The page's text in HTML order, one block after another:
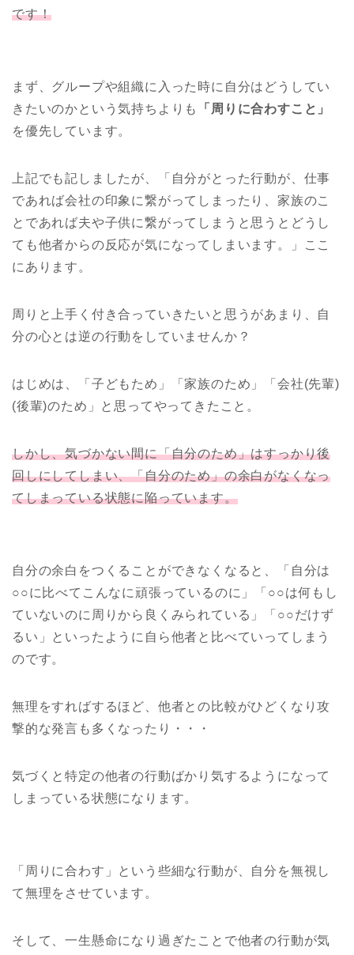
です！
まず、グループや組織に入った時に自分はどうしてい
きたいのかという気持ちよりも
「周りに合わすこと」
を優先しています。
上記でも記しましたが、「自分がとった行動が、仕事
であれば会社の印象に繋がってしまったり、家族のこ
とであれば夫や子供に繋がってしまうと思うとどうし
ても他者からの反応が気になってしまいます。」ここ
にあります。
周りと上手く付き合っていきたいと思うがあまり、自
分の心とは逆の行動をしていませんか？
はじめは、「子どもため」「家族のため」「会社(先輩)
(後輩)のため」と思ってやってきたこと。
しかし、気づかない間に「自分のため」はすっかり後
回しにしてしまい、「自分のため」の余白がなくなっ
てしまっている状態に陥っています。
自分の余白をつくることができなくなると、「自分は
○○に比べてこんなに頑張っているのに」「○○は何もし
ていないのに周りから良くみられている」「○○だけず
るい」といったように自ら他者と比べていってしまう
のです。
無理をすればするほど、他者との比較がひどくなり攻
撃的な発言も多くなったり・・・
気づくと特定の他者の行動ばかり気するようになって
しまっている状態になります。
「周りに合わす」という些細な行動が、自分を無視し
て無理をさせています。
そして、一生懸命になり過ぎたことで他者の行動が気